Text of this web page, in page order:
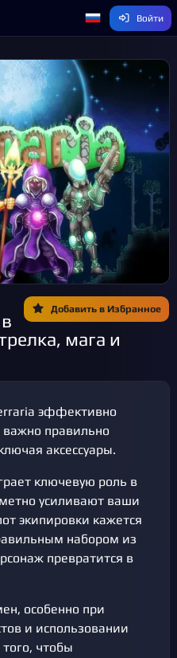
Войти
Добавить в Избранное
мага и
эффективно
правильно
аксессуары.
ключевую роль в
усиливают ваши
экипировки кажется
набором из
превратится в
особенно при
и использовании
чтобы